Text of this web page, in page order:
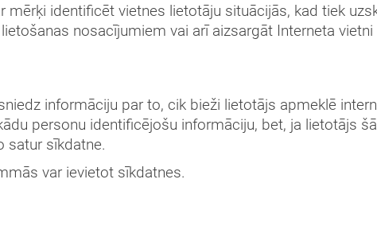
mērķi identificēt vietnes lietotāju situācijās, kad tiek
nosacījumiem vai arī aizsargāt Interneta
informāciju par to, cik bieži lietotājs apmeklē
personu identificējošu informāciju, bet, ja lietotājs
satur sīkdatne.
var ievietot sīkdatnes.